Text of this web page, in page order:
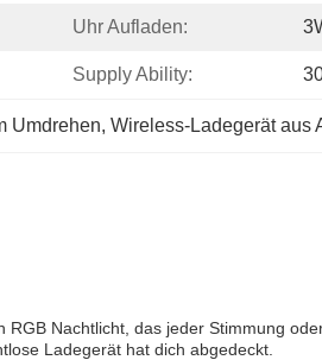
Uhr Aufladen:
Supply Ability:
Umdrehen, Wireless-Ladegerät aus
Nachtlicht, das jeder Stimmung
Ladegerät hat dich abgedeckt.